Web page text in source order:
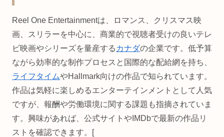
Reel One Entertainmentは、ロマンス、クリスマス映
画、スリラーを中心に、商業的で視聴者受けの良いテレ
ビ映画やシリーズを量産する カナダの企業です。低予算
ながら効率的な制作プロセスと国際的な配給網を持ち、
ライフタイムやHallmark向けの作品で知られています。
作品は気軽に楽しめるエンターテインメントとして人気
ですが、報酬や労働環境に関する課題も指摘されていま
す。興味があれば、公式サイトやIMDbで最新の作品リ
ストを確認できます。[